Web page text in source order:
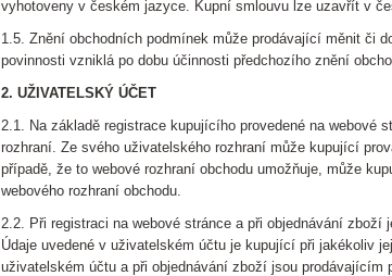
vyhotoveny v českém jazyce. Kupní smlouvu lze uzavřít v
1.5. Znění obchodních podmínek může prodávající měnit či
povinnosti vzniklá po dobu účinnosti předchozího znění
2. UŽIVATELSKÝ ÚČET
2.1. Na základě registrace kupujícího provedené na webové
rozhraní. Ze svého uživatelského rozhraní může kupující
případě, že to webové rozhraní obchodu umožňuje, může
webového rozhraní obchodu.
2.2. Při registraci na webové stránce a při objednávání
Údaje uvedené v uživatelském účtu je kupující při jakékoliv
uživatelském účtu a při objednávání zboží jsou prodávajícím